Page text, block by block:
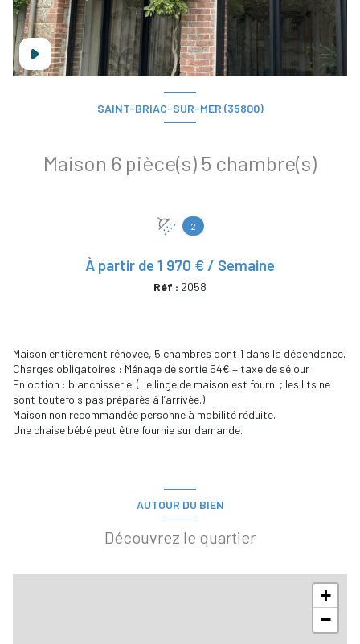
SAINT-BRIAC-SUR-MER (35800)
Maison 6 pièce(s) 5 chambre(s)
2
À partir de 1 970 € / Semaine
Réf : 2058
Maison entièrement rénovée, 5 chambres dont 1 dans la dépendance.
Charges obligatoires : Ménage de sortie 54€ + taxe de séjour
En option : blanchisserie. (Le linge de maison est fourni ; les lits ne
sont toutefois pas préparés à l’arrivée.)
Maison non recommandée personne à mobilité réduite.
Une chaise bébé peut être fournie sur damande.
AUTOUR DU BIEN
Découvrez le quartier
+
−